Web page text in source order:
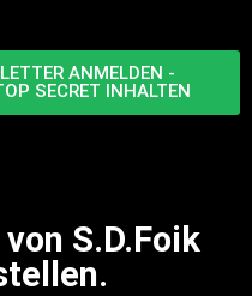
ANMELDEN -
SECRET INHALTEN
S.D.Foik